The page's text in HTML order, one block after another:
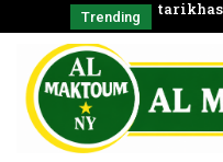
Trending tarikhas